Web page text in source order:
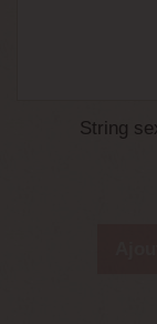
String